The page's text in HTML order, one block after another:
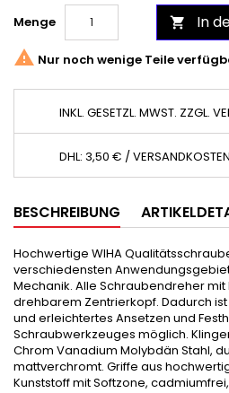
Menge  In
 Nur noch wenige Teile
INKL. GESETZL. MWST. ZZGL.
DHL: 3,50 € /
BESCHREIBUNG
Hochwertige WIHA
verschiedensten
Mechanik. Alle Schraubendreher mit
drehbarem Zentrierkopf. Dadurch
und erleichtertes Ansetzen und
Schraubwerkzeuges möglich.
Chrom Vanadium Molybdän Stahl,
mattverchromt. Griffe aus
Kunststoff mit Softzone,